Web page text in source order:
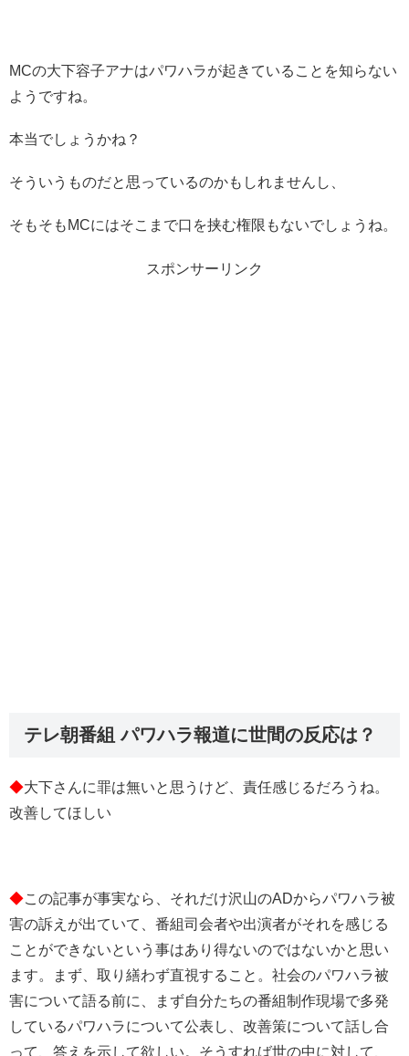
MCの大下容子アナはパワハラが起きていることを知らない
ようですね。
本当でしょうかね？
そういうものだと思っているのかもしれませんし、
そもそもMCにはそこまで口を挟む権限もないでしょうね。
スポンサーリンク
テレ朝番組 パワハラ報道に世間の反応は？
◆大下さんに罪は無いと思うけど、責任感じるだろうね。
改善してほしい
◆この記事が事実なら、それだけ沢山のADからパワハラ被
害の訴えが出ていて、番組司会者や出演者がそれを感じる
ことができないという事はあり得ないのではないかと思い
ます。まず、取り繕わず直視すること。社会のパワハラ被
害について語る前に、まず自分たちの番組制作現場で多発
しているパワハラについて公表し、改善策について話し合
って、答えを示して欲しい。そうすれば世の中に対して、